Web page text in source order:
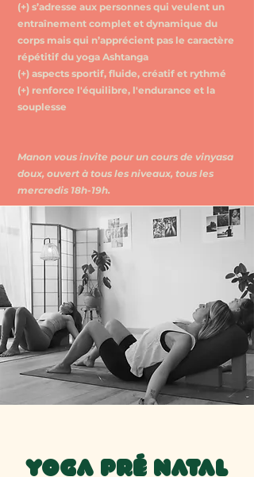
(+) s’adresse aux personnes qui veulent un
entraînement complet et dynamique du
corps mais qui n’apprécient pas le caractère
répétitif du yoga Ashtanga
(+) aspects sportif, fluide, créatif et rythmé
(+) renforce l'équilibre, l'endurance et la
souplesse
Manon vous invite pour un cours de vinyasa
doux, ouvert à tous les niveaux, tous les
mercredis 18h-19h.
YOGA PRé NATAL